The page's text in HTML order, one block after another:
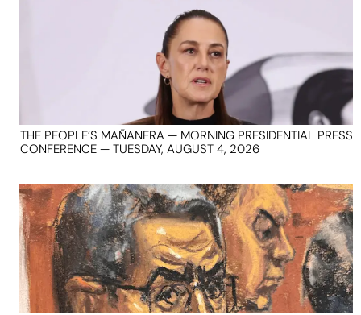
THE PEOPLE’S MAÑANERA — MORNING PRESIDENTIAL PRESS
CONFERENCE — TUESDAY, AUGUST 4, 2026